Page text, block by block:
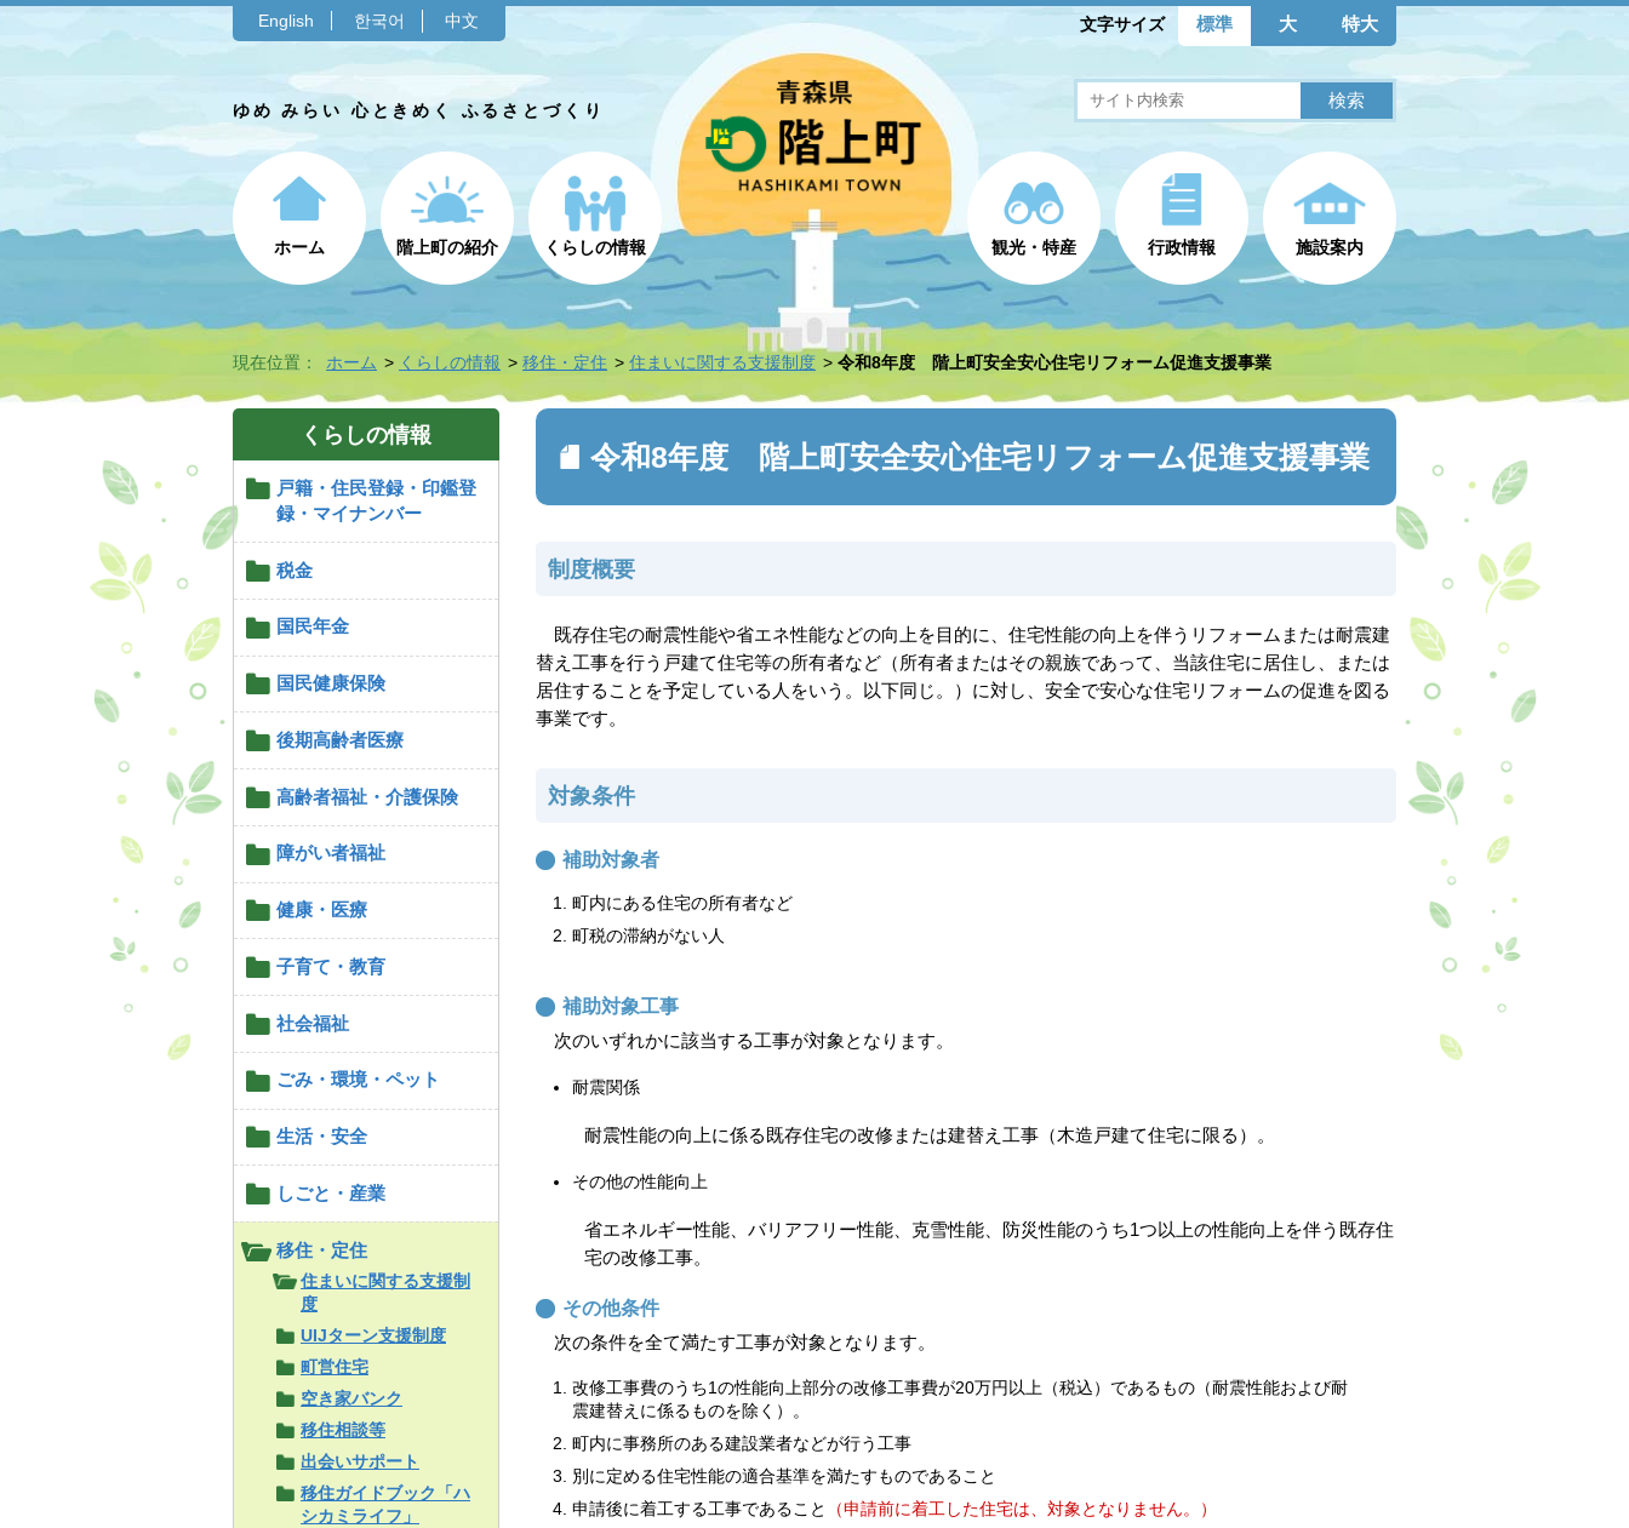
English 한국어 中文 文字サイズ 標準 大 特大
ゆめ みらい 心ときめく ふるさとづくり
ホーム 階上町の紹介 くらしの情報 観光・特産 行政情報 施設案内
現在位置： ホーム くらしの情報 移住・定住 住まいに関する支援制度 令和8年度 階上町安全安心住宅リフォーム促進支援事業
くらしの情報
戸籍・住民登録・印鑑登
録・マイナンバー
税金
国民年金
国民健康保険
後期高齢者医療
高齢者福祉・介護保険
障がい者福祉
健康・医療
子育て・教育
社会福祉
ごみ・環境・ペット
生活・安全
しごと・産業
移住・定住
住まいに関する支援制
度
UIJターン支援制度
町営住宅
空き家バンク
移住相談等
出会いサポート
移住ガイドブック「ハ
シカミライフ」
令和8年度 階上町安全安心住宅リフォーム促進支援事業
制度概要
既存住宅の耐震性能や省エネ性能などの向上を目的に、住宅性能の向上を伴うリフォームまたは耐震建
替え工事を行う戸建て住宅等の所有者など（所有者またはその親族であって、当該住宅に居住し、または
居住することを予定している人をいう。以下同じ。）に対し、安全で安心な住宅リフォームの促進を図る
事業です。
対象条件
補助対象者
町内にある住宅の所有者など
町税の滞納がない人
補助対象工事
次のいずれかに該当する工事が対象となります。
耐震関係
耐震性能の向上に係る既存住宅の改修または建替え工事（木造戸建て住宅に限る）。
その他の性能向上
省エネルギー性能、バリアフリー性能、克雪性能、防災性能のうち1つ以上の性能向上を伴う既存住
宅の改修工事。
その他条件
次の条件を全て満たす工事が対象となります。
改修工事費のうち1の性能向上部分の改修工事費が20万円以上（税込）であるもの（耐震性能および耐
震建替えに係るものを除く）。
町内に事務所のある建設業者などが行う工事
別に定める住宅性能の適合基準を満たすものであること
申請後に着工する工事であること
（申請前に着工した住宅は、対象となりません。）